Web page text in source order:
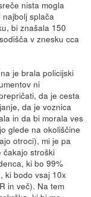
nista mogla
splača
bi znašala 150
v znesku cca
je brala policijski
ni
da je cesta
da je voznica
in da bi morala ves
glede na okoliščine
otroci), mi je pa
čakajo stroški
ki bo 99%
ki bodo vsaj 10x
in več). Na tem